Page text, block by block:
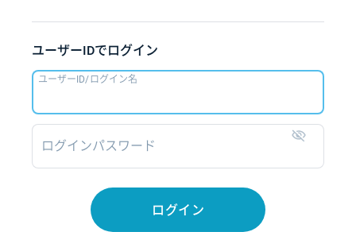
ユーザーIDでログイン
ユーザーID/ログイン名
ログインパスワード
ログイン